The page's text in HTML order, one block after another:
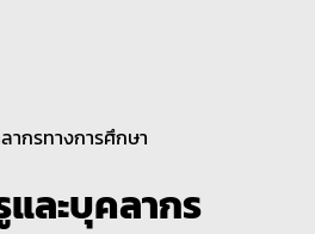
กรทางการศึกษา
ละบุคลากร